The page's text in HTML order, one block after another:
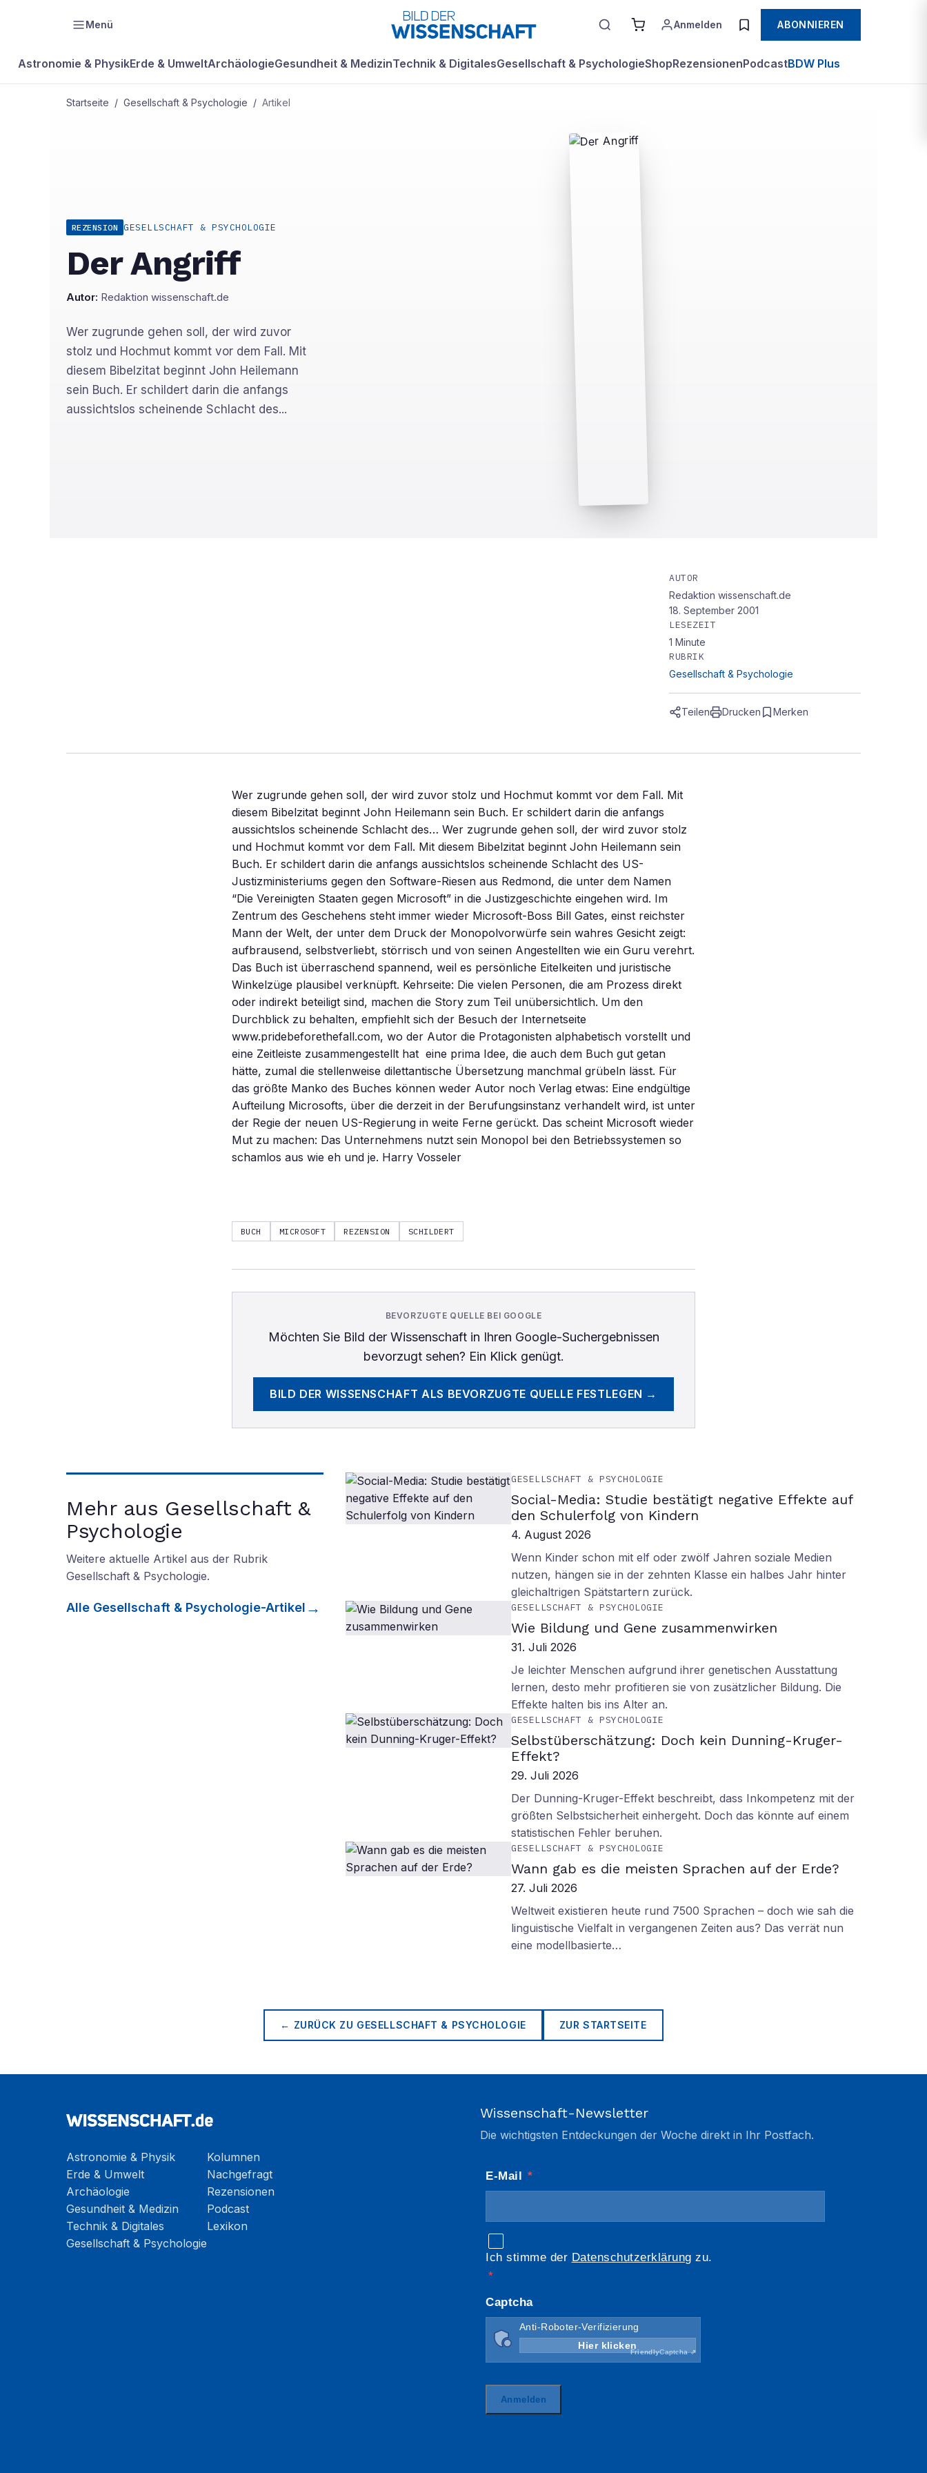
Menü Anmelden ABONNIEREN
Astronomie & PhysikErde & UmweltArchäologieGesundheit & MedizinTechnik & DigitalesGesellschaft & PsychologieShopRezensionenPodcastBDW Plus
Startseite / Gesellschaft & Psychologie / Artikel
REZENSION GESELLSCHAFT & PSYCHOLOGIE
Der Angriff
Autor: Redaktion wissenschaft.de
Wer zugrunde gehen soll, der wird zuvor
stolz und Hochmut kommt vor dem Fall. Mit
diesem Bibelzitat beginnt John Heilemann
sein Buch. Er schildert darin die anfangs
aussichtslos scheinende Schlacht des...
AUTOR
Redaktion wissenschaft.de
18. September 2001
LESEZEIT
1 Minute
RUBRIK
Gesellschaft & Psychologie
Teilen Drucken Merken
Wer zugrunde gehen soll, der wird zuvor stolz und Hochmut kommt vor dem Fall. Mit
diesem Bibelzitat beginnt John Heilemann sein Buch. Er schildert darin die anfangs
aussichtslos scheinende Schlacht des… Wer zugrunde gehen soll, der wird zuvor stolz
und Hochmut kommt vor dem Fall. Mit diesem Bibelzitat beginnt John Heilemann sein
Buch. Er schildert darin die anfangs aussichtslos scheinende Schlacht des US-
Justizministeriums gegen den Software-Riesen aus Redmond, die unter dem Namen
“Die Vereinigten Staaten gegen Microsoft” in die Justizgeschichte eingehen wird. Im
Zentrum des Geschehens steht immer wieder Microsoft-Boss Bill Gates, einst reichster
Mann der Welt, der unter dem Druck der Monopolvorwürfe sein wahres Gesicht zeigt:
aufbrausend, selbstverliebt, störrisch und von seinen Angestellten wie ein Guru verehrt.
Das Buch ist überraschend spannend, weil es persönliche Eitelkeiten und juristische
Winkelzüge plausibel verknüpft. Kehrseite: Die vielen Personen, die am Prozess direkt
oder indirekt beteiligt sind, machen die Story zum Teil unübersichtlich. Um den
Durchblick zu behalten, empfiehlt sich der Besuch der Internetseite
www.pridebeforethefall.com, wo der Autor die Protagonisten alphabetisch vorstellt und
eine Zeitleiste zusammengestellt hat  eine prima Idee, die auch dem Buch gut getan
hätte, zumal die stellenweise dilettantische Übersetzung manchmal grübeln lässt. Für
das größte Manko des Buches können weder Autor noch Verlag etwas: Eine endgültige
Aufteilung Microsofts, über die derzeit in der Berufungsinstanz verhandelt wird, ist unter
der Regie der neuen US-Regierung in weite Ferne gerückt. Das scheint Microsoft wieder
Mut zu machen: Das Unternehmens nutzt sein Monopol bei den Betriebssystemen so
schamlos aus wie eh und je. Harry Vosseler
BUCH MICROSOFT REZENSION SCHILDERT
BEVORZUGTE QUELLE BEI GOOGLE
Möchten Sie Bild der Wissenschaftin Ihren Google-Suchergebnissen
bevorzugt sehen? Ein Klick genügt.
BILD DER WISSENSCHAFT ALS BEVORZUGTE QUELLE FESTLEGEN →
Mehr aus Gesellschaft &
Psychologie
Weitere aktuelle Artikel aus der Rubrik
Gesellschaft & Psychologie.
Alle Gesellschaft & Psychologie-Artikel
GESELLSCHAFT & PSYCHOLOGIE
Social-Media: Studie bestätigt negative Effekte auf
den Schulerfolg von Kindern
4. August 2026
Wenn Kinder schon mit elf oder zwölf Jahren soziale Medien
nutzen, hängen sie in der zehnten Klasse ein halbes Jahr hinter
gleichaltrigen Spätstartern zurück.
GESELLSCHAFT & PSYCHOLOGIE
Wie Bildung und Gene zusammenwirken
31. Juli 2026
Je leichter Menschen aufgrund ihrer genetischen Ausstattung
lernen, desto mehr profitieren sie von zusätzlicher Bildung. Die
Effekte halten bis ins Alter an.
GESELLSCHAFT & PSYCHOLOGIE
Selbstüberschätzung: Doch kein Dunning-Kruger-
Effekt?
29. Juli 2026
Der Dunning-Kruger-Effekt beschreibt, dass Inkompetenz mit der
größten Selbstsicherheit einhergeht. Doch das könnte auf einem
statistischen Fehler beruhen.
GESELLSCHAFT & PSYCHOLOGIE
Wann gab es die meisten Sprachen auf der Erde?
27. Juli 2026
Weltweit existieren heute rund 7500 Sprachen – doch wie sah die
linguistische Vielfalt in vergangenen Zeiten aus? Das verrät nun
eine modellbasierte…
← ZURÜCK ZU GESELLSCHAFT & PSYCHOLOGIE ZUR STARTSEITE
Astronomie & Physik
Erde & Umwelt
Archäologie
Gesundheit & Medizin
Technik & Digitales
Gesellschaft & Psychologie
Kolumnen
Nachgefragt
Rezensionen
Podcast
Lexikon
Wissenschaft-Newsletter
Die wichtigsten Entdeckungen der Woche direkt in Ihr Postfach.